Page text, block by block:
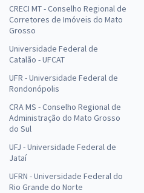
CRECI MT - Conselho Regional de
Corretores de Imóveis do Mato
Grosso
Universidade Federal de
Catalão - UFCAT
UFR - Universidade Federal de
Rondonópolis
CRA MS - Conselho Regional de
Administração do Mato Grosso
do Sul
UFJ - Universidade Federal de
Jataí
UFRN - Universidade Federal do
Rio Grande do Norte